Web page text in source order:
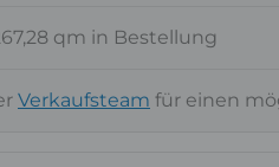
qm in Bestellung
Verkaufsteam für einen